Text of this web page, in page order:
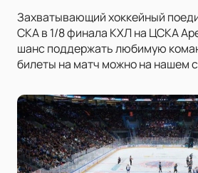
Захватывающий хоккейный
СКА в 1/8 финала КХЛ на ЦСКА
шанс поддержать любимую
билеты на матч можно на нашем